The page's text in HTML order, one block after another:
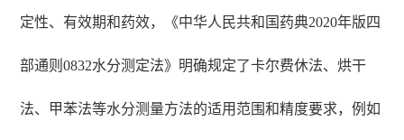
定性、有效期和药效，《中华人民共和国药典2020年版四
部通则0832水分测定法》明确规定了卡尔费休法、烘干
法、甲苯法等水分测量方法的适用范围和精度要求，例如